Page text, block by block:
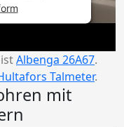
Albenga 26A67.
Talmeter.
mit